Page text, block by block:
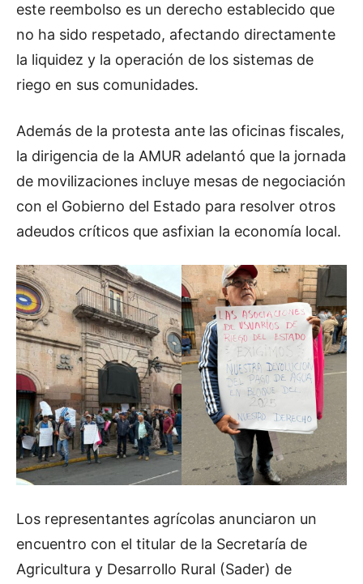
este reembolso es un derecho establecido que
no ha sido respetado, afectando directamente
la liquidez y la operación de los sistemas de
riego en sus comunidades.
Además de la protesta ante las oficinas fiscales,
la dirigencia de la AMUR adelantó que la jornada
de movilizaciones incluye mesas de negociación
con el Gobierno del Estado para resolver otros
adeudos críticos que asfixian la economía local.
Los representantes agrícolas anunciaron un
encuentro con el titular de la Secretaría de
Agricultura y Desarrollo Rural (Sader) de